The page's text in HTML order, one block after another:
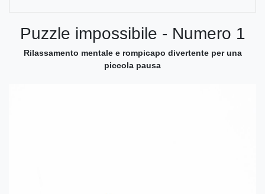
Puzzle impossibile - Numero 1
Rilassamento mentale e rompicapo divertente per una
piccola pausa